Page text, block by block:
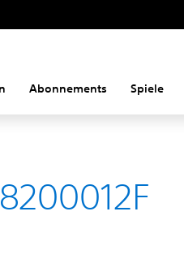
Abonnements Spiele